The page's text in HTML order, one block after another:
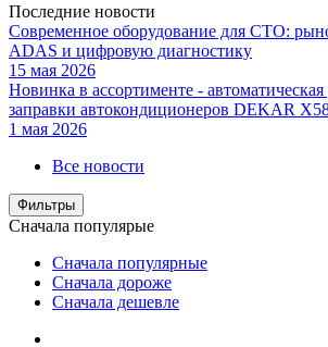
Последние новости
Современное оборудование для СТО:
ADAS и цифровую диагностику
15 мая 2026
Новинка в ассортименте - автоматическая
заправки автокондиционеров DEKAR
1 мая 2026
Все новости
Фильтры
Сначала популярые
Сначала популярные
Сначала дороже
Сначала дешевле